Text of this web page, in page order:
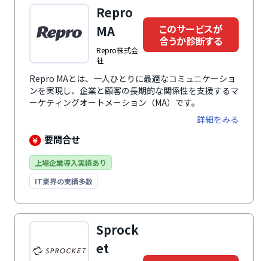
Repro
MA
Repro株式会
社
このサービスが
合うか診断する
Repro MAとは、一人ひとりに最適なコミュニケーショ
ンを実現し、企業と顧客の長期的な関係性を支援するマ
ーケティングオートメーション（MA）です。
詳細をみる
要問合せ
上場企業導入実績あり
IT業界の実績多数
Sprock
et